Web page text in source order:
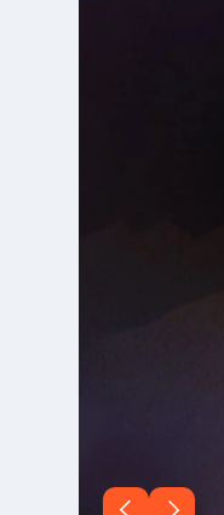
VorherigeNächste